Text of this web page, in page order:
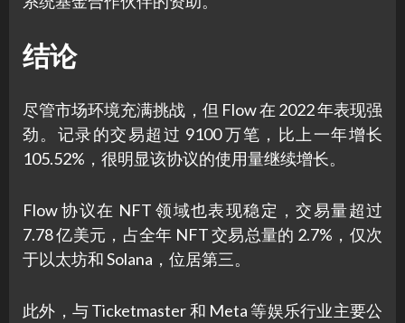
结论
尽管市场环境充满挑战，但 Flow 在 2022 年表现强
劲。记录的交易超过 9100 万笔，比上一年增长
105.52%，很明显该协议的使用量继续增长。
Flow 协议在 NFT 领域也表现稳定，交易量超过
7.78 亿美元，占全年 NFT 交易总量的 2.7%，仅次
于以太坊和 Solana，位居第三。
此外，与 Ticketmaster 和 Meta 等娱乐行业主要公